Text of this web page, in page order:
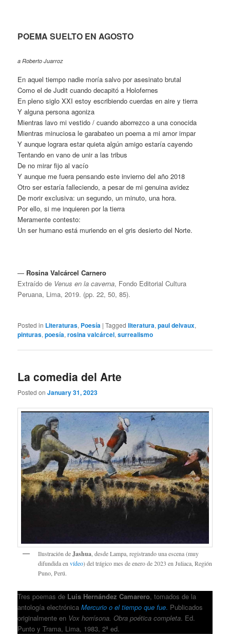
POEMA SUELTO EN AGOSTO
a Roberto Juarroz
En aquel tiempo nadie moría salvo por asesinato brutal
Como el de Judit cuando decapitó a Holofernes
En pleno siglo XXI estoy escribiendo cuerdas en aire y tierra
Y alguna persona agoniza
Mientras lavo mi vestido / cuando aborrezco a una conocida
Mientras minuciosa le garabateo un poema a mi amor impar
Y aunque lograra estar quieta algún amigo estaría cayendo
Tentando en vano de unir a las tribus
De no mirar fijo al vacío
Y aunque me fuera pensando este invierno del año 2018
Otro ser estaría falleciendo, a pesar de mi genuina avidez
De morir exclusiva: un segundo, un minuto, una hora.
Por ello, si me inquieren por la tierra
Meramente contesto:
Un ser humano está muriendo en el gris desierto del Norte.
— Rosina Valcárcel Carnero
Extraído de Venus en la caverna, Fondo Editorial Cultura
Peruana, Lima, 2019. (pp. 22, 50, 85).
Posted in Literaturas, Poesía |Tagged literatura,paul delvaux,
pinturas,poesía,rosina valcárcel,surrealismo
La comedia del Arte
Posted onJanuary 31, 2023
Ilustración deJashua, desde Lampa, registrando una escena (muy
difundida envídeo) del trágico mes de enero de 2023 en Juliaca, Región
Puno, Perú.
Tres poemas de Luis Hernández Camarero, tomados de la
antología electrónicaMercurio o el tiempo que fue. Publicados
originalmente en Vox horrísona. Obra poética completa. Ed.
Punto y Trama, Lima, 1983, 2ª ed.